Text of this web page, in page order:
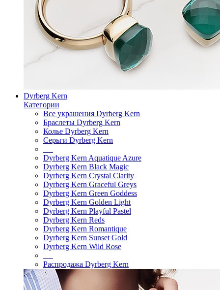
Dyrberg Kern
Категории
Все украшения Dyrberg Kern
Браслеты Dyrberg Kern
Колье Dyrberg Kern
Серьги Dyrberg Kern
Dyrberg Kern Aquatique Azure
Dyrberg Kern Black Magic
Dyrberg Kern Crystal Clarity
Dyrberg Kern Graceful Greys
Dyrberg Kern Green Goddess
Dyrberg Kern Golden Light
Dyrberg Kern Playful Pastel
Dyrberg Kern Reds
Dyrberg Kern Romantique
Dyrberg Kern Sunset Gold
Dyrberg Kern Wild Rose
Распродажа Dyrberg Kern